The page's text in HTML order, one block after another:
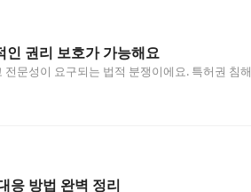
인 권리 보호가 가능해요
문성이 요구되는 법적 분쟁이에요. 특허권 침
응 방법 완벽 정리